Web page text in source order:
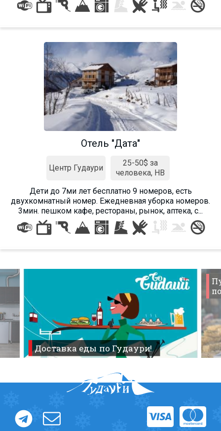
Отель "Дата"
Центр Гудаури
25-50$ за
человека, HB
Дети до 7ми лет бесплатно 9 номеров, есть
двухкомнатный номер. Ежедневная уборка номеров.
3мин. пешком кафе, рестораны, рынок, аптека, с...
Доставка еды по Гудаури!